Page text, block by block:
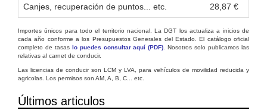
Canjes, recuperación de puntos... etc. 28,87 €
Importes únicos para todo el territorio nacional. La DGT los actualiza a inicios de
cada año conforme a los Presupuestos Generales del Estado. El catálogo oficial
completo de tasas lo puedes consultar aquí (PDF) . Nosotros solo publicamos las
relativas al carnet de conducir.
Las licencias de conducir son LCM y LVA, para vehículos de movilidad reducida y
agricolas. Los permisos son AM, A, B, C... etc.
Últimos articulos